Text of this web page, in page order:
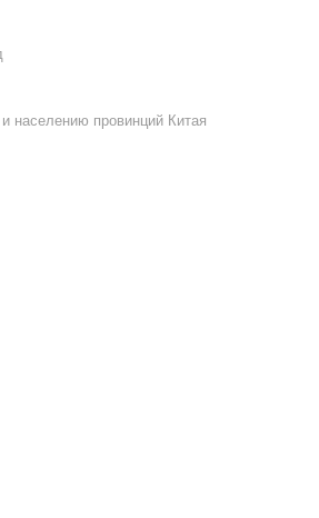
населению провинций Китая